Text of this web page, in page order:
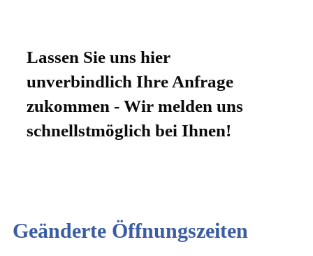
Lassen Sie uns hier
unverbindlich Ihre Anfrage
zukommen - Wir melden uns
schnellstmöglich bei Ihnen!
Geänderte Öffnungszeiten